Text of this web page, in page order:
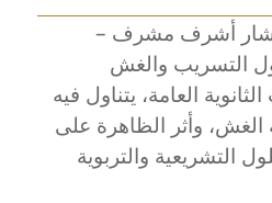
أشرف مشرف –
التسريب والغش
العامة، يتناول فيه
وأثر الظاهرة على
التشريعية والتربوية